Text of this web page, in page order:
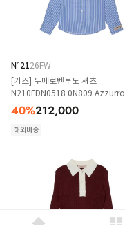
N°2126FW
[키즈] 누메로벤투노 셔츠
N210FDN0518 0N809 Azzurro
40%212,000
해외배송